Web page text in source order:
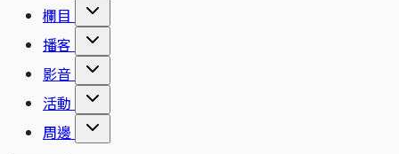
欄目
播客
影音
活動
周邊